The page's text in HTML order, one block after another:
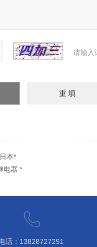
请输入
本*
电器 *
话：13828727291